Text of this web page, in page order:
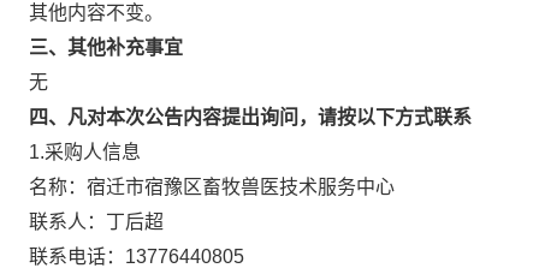
其他内容不变。
三、其他补充事宜
无
四、凡对本次公告内容提出询问，请按以下方式联系
1.采购人信息
名称：宿迁市宿豫区畜牧兽医技术服务中心
联系人：丁后超
联系电话：13776440805